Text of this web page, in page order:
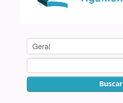
Buscar